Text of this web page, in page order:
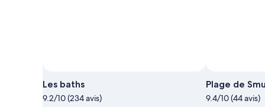
Les baths
9.2/10 (234 avis)
Plage de
9.4/10 (44 avis)